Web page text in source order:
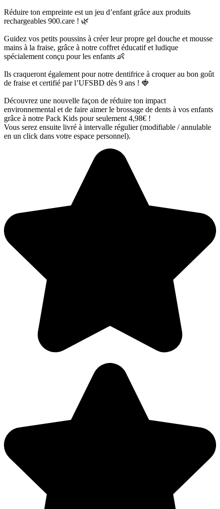
Réduire ton empreinte est un jeu d’enfant grâce aux produits
rechargeables 900.care ! 🌿
Guidez vos petits poussins à créer leur propre gel douche et mousse
mains à la fraise, grâce à notre coffret éducatif et ludique
spécialement conçu pour les enfants 👶
Ils craqueront également pour notre dentifrice à croquer au bon goût
de fraise et certifié par l’UFSBD dès 9 ans ! 🍓
Découvrez une nouvelle façon de réduire ton impact
environnemental et de faire aimer le brossage de dents à vos enfants
grâce à notre Pack Kids pour seulement 4,98€ !
Vous serez ensuite livré à intervalle régulier (modifiable / annulable
en un click dans votre espace personnel).